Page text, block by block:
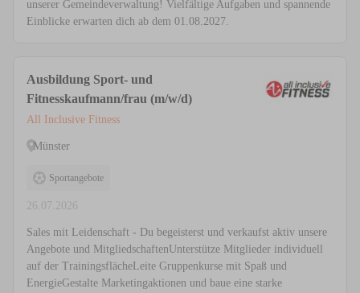
unserer Gemeindeverwaltung! Vielfältige Aufgaben und spannende
Einblicke erwarten dich ab dem 01.08.2027.
Ausbildung Sport- und
Fitnesskaufmann/frau (m/w/d)
All Inclusive Fitness
Münster
Sportangebote
26.07.2026
Sales mit Leidenschaft - Du begeisterst und verkaufst aktiv unsere
Angebote und MitgliedschaftenUnterstütze Mitglieder individuell
auf der TrainingsflächeLeite Gruppenkurse mit Spaß und
EnergieGestalte Marketingaktionen und baue eine starke